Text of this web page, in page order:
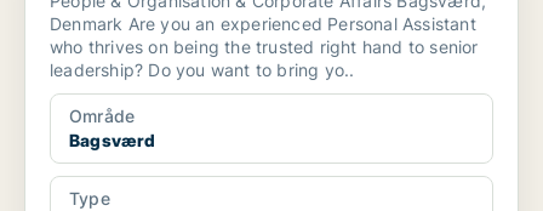
Denmark Are you an experienced Personal Assistant
who thrives on being the trusted right hand to senior
leadership? Do you want to bring yo..
Område
Bagsværd
Type